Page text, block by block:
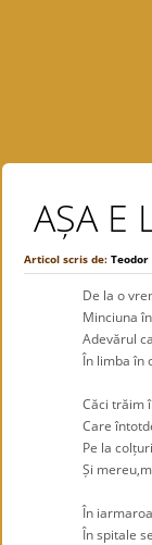
AȘA E
Articol scris de:
De la o
Minciuna în
Adevărul ca pe
În limba în
Căci trăim
Care
Pe la colțuri
Și
În iarmaroace
În spitale se